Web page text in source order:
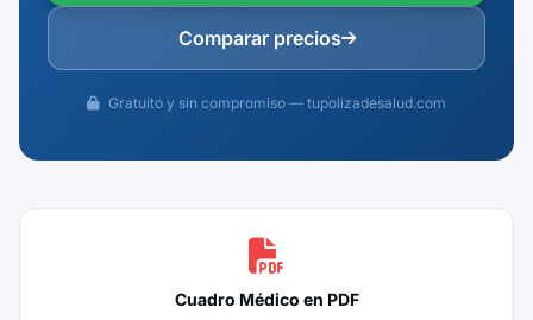
Comparar precios
Gratuito y sin compromiso — tupolizadesalud.com
Cuadro Médico en PDF